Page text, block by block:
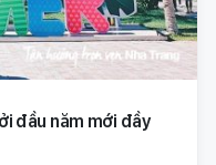
đầu năm mới đầy